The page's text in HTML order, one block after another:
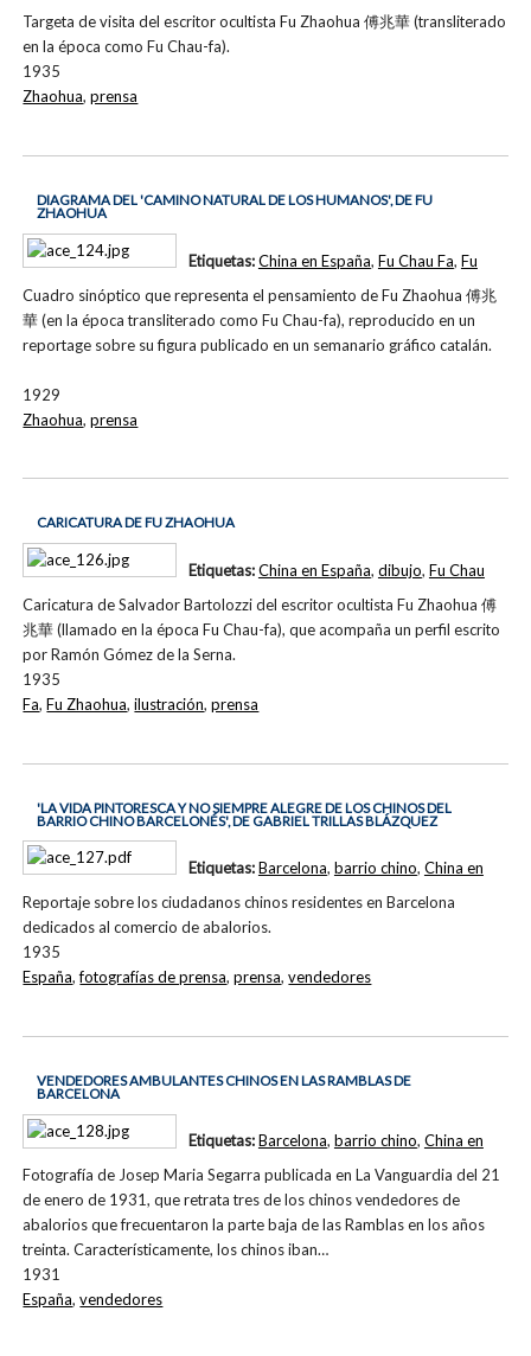
Targeta de visita del escritor ocultista Fu Zhaohua 傅兆華 (transliterado
en la época como Fu Chau-fa).
1935
Zhaohua,prensa
DIAGRAMA DEL 'CAMINO NATURAL DE LOS HUMANOS', DE FU
ZHAOHUA
Cuadro sinóptico que representa el pensamiento de Fu Zhaohua 傅兆
華 (en la época transliterado como Fu Chau-fa), reproducido en un
reportage sobre su figura publicado en un semanario gráfico catalán.
1929
Etiquetas:China en España, Fu Chau Fa, Fu
Zhaohua,prensa
CARICATURA DE FU ZHAOHUA
Caricatura de Salvador Bartolozzi del escritor ocultista Fu Zhaohua 傅
兆華 (llamado en la época Fu Chau-fa), que acompaña un perfil escrito
por Ramón Gómez de la Serna.
1935
Etiquetas:China en España, dibujo, Fu Chau
Fa,Fu Zhaohua,ilustración,prensa
'LA VIDA PINTORESCA Y NO SIEMPRE ALEGRE DE LOS CHINOS DEL
BARRIO CHINO BARCELONÉS', DE GABRIEL TRILLAS BLÁZQUEZ
Reportaje sobre los ciudadanos chinos residentes en Barcelona
dedicados al comercio de abalorios.
1935
Etiquetas:Barcelona, barrio chino, China en
España,fotografías de prensa,prensa,vendedores
VENDEDORES AMBULANTES CHINOS EN LAS RAMBLAS DE
BARCELONA
Fotografía de Josep Maria Segarra publicada en La Vanguardia del 21
de enero de 1931, que retrata tres de los chinos vendedores de
abalorios que frecuentaron la parte baja de las Ramblas en los años
treinta. Característicamente, los chinos iban…
1931
Etiquetas:Barcelona, barrio chino, China en
España,vendedores